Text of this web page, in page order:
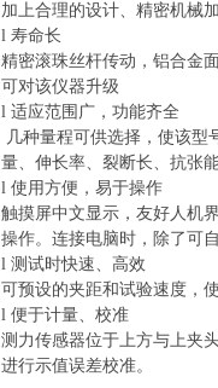
加上合理的设计、精密机械
l 寿命长
精密滚珠丝杆传动，铝合金
可对该仪器升级
l 适应范围广，功能齐全
几种量程可供选择，使该型
量、伸长率、裂断长、抗张
l 使用方便，易于操作
触摸屏中文显示，友好人机
操作。连接电脑时，除了可
l 测试时快速、高效
可预设的夹距和试验速度，
l 便于计量、校准
测力传感器位于上方与上夹
进行示值误差校准。